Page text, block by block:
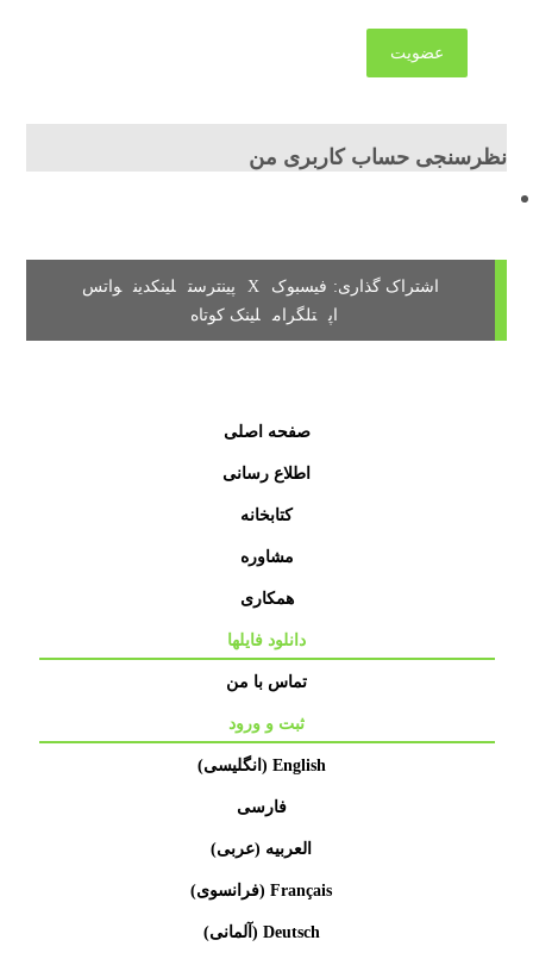
عضویت
نظرسنجی حساب کاربری من
فیسبوک X پینترست لینکدین
واتس
اپ
تلگرام لینک کوتاه
صفحه اصلی
اطلاع رسانی
کتابخانه
مشاوره
همکاری
دانلود فایلها
تماس با من
ثبت و ورود
English
( انگلیسی)
فارسی
العربیه (عربی)
Français
(فرانسوی)
Deutsch
( آلمانی)